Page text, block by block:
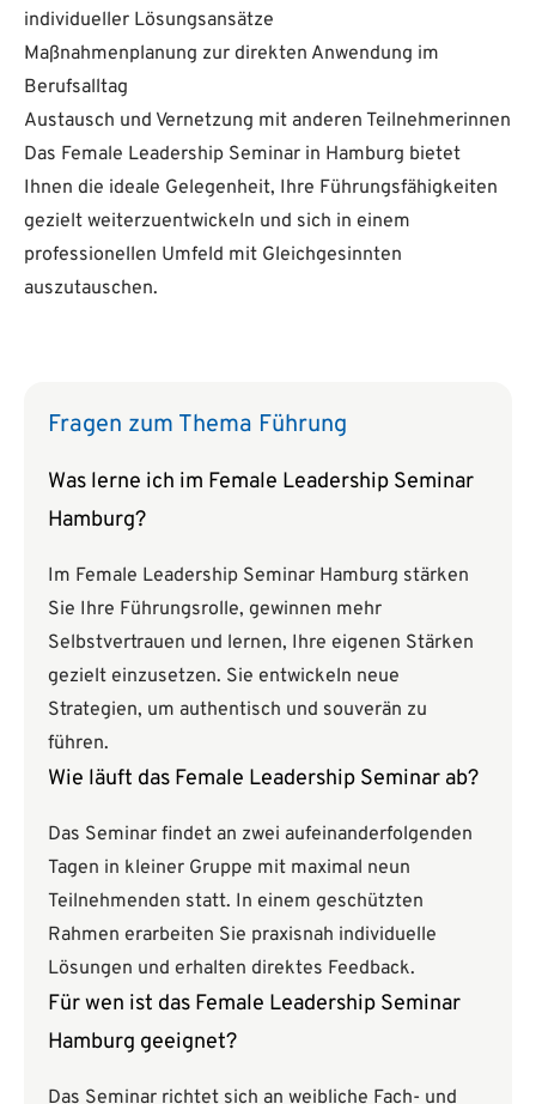
individueller Lösungsansätze
Maßnahmenplanung zur direkten Anwendung im
Berufsalltag
Austausch und Vernetzung mit anderen Teilnehmerinnen
Das Female Leadership Seminar in Hamburg bietet
Ihnen die ideale Gelegenheit, Ihre Führungsfähigkeiten
gezielt weiterzuentwickeln und sich in einem
professionellen Umfeld mit Gleichgesinnten
auszutauschen.
Fragen zum Thema Führung
Was lerne ich im Female Leadership Seminar
Hamburg?
Im Female Leadership Seminar Hamburg stärken
Sie Ihre Führungsrolle, gewinnen mehr
Selbstvertrauen und lernen, Ihre eigenen Stärken
gezielt einzusetzen. Sie entwickeln neue
Strategien, um authentisch und souverän zu
führen.
Wie läuft das Female Leadership Seminar ab?
Das Seminar findet an zwei aufeinanderfolgenden
Tagen in kleiner Gruppe mit maximal neun
Teilnehmenden statt. In einem geschützten
Rahmen erarbeiten Sie praxisnah individuelle
Lösungen und erhalten direktes Feedback.
Für wen ist das Female Leadership Seminar
Hamburg geeignet?
Das Seminar richtet sich an weibliche Fach- und